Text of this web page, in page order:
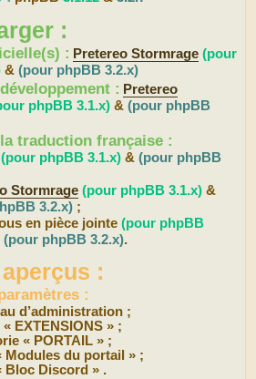
:
: Pretereo Stormrage (pour
&(pour phpBB 3.2.x)
: Pretereo
phpBB 3.1.x) &(pour phpBB
traduction française :
(pour phpBB 3.1.x) &(pour phpBB
Stormrage (pour phpBB 3.1.x) &
3.2.x) ;
en pièce jointe(pour phpBB
(pour phpBB 3.2.x).
:
:
d’administration ;
EXTENSIONS » ;
« PORTAIL » ;
Modules du portail » ;
Bloc Discord » .